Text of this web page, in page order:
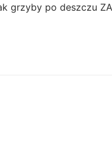
grzyby po deszczu